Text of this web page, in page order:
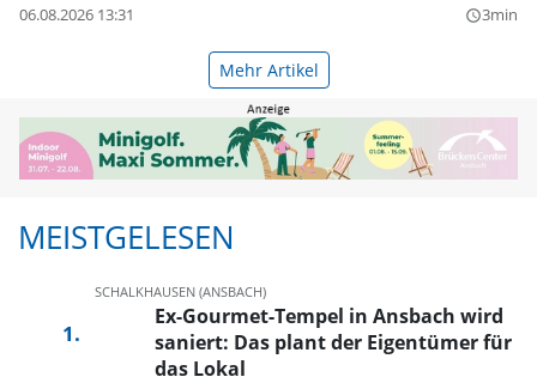
06.08.2026 13:31 query_builder3min
Mehr Artikel
MEISTGELESEN
SCHALKHAUSEN (ANSBACH)
Ex-Gourmet-Tempel in Ansbach wird
saniert: Das plant der Eigentümer für
das Lokal